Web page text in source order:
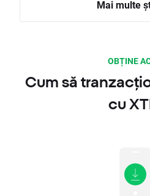
Mai multe
OBȚINE
Cum să
cu